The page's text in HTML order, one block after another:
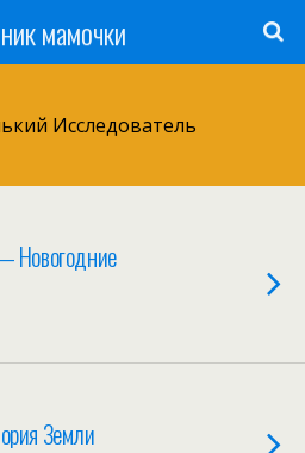
мамочки
Исследователь
Новогодние
Земли